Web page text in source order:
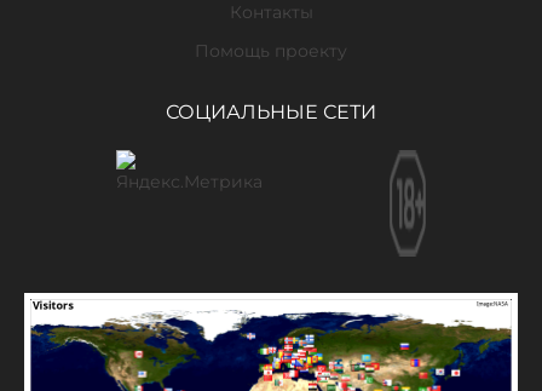
Контакты
Помощь проекту
СОЦИАЛЬНЫЕ СЕТИ